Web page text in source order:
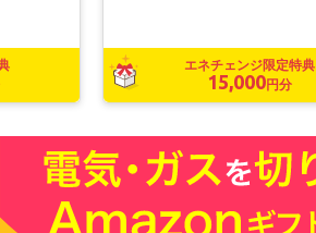
エネチェンジ限定特典
15,000円分